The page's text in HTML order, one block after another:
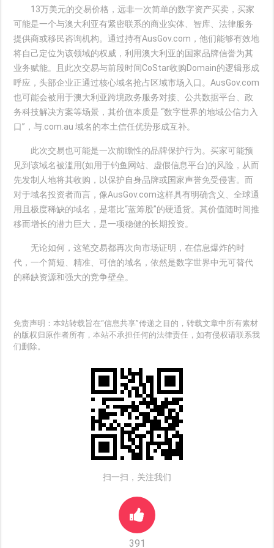
13万美元的交易价格，远非一次简单的数字资产买卖，买家
可能是一个与澳大利亚有紧密联系的商业实体、智库、法律服务
提供商或移民咨询机构。通过持有AusGov.com，他们能够有效地
将自己定位为该领域的权威，利用澳大利亚的国家品牌信誉为其
业务赋能。且此次交易与前段时间CoStar收购Domain的逻辑形成
呼应，头部企业正通过核心域名抢占区域市场入口。AusGov.com
也可能会被用于澳大利亚跨境政务服务对接、公共数据平台、政
务科技解决方案等场景，其价值本质是 “数字世界的地域公信力入
口”，与.com.au 域名的本土信任优势形成互补。
此次交易也可能是一次前瞻性的品牌保护行为。买家可能预
见到该域名被滥用(如用于钓鱼网站、虚假信息平台)的风险，从而
先发制人地将其收购，以保护自身品牌或国家声誉免受侵害。而
对于域名投资者而言，像AusGov.com这样具有明确含义、全球通
用且极度稀缺的域名，是堪比“蓝筹股”的硬通货。其价值随时间推
移而增长的潜力巨大，是一项稳健的长期投资。
无论如何，这笔交易都再次向市场证明，在信息爆炸的时
代，一个简短、精准、可信的域名，依然是数字世界中无可替代
的稀缺资源和强大的竞争壁垒。
免责声明：本站转载旨在“信息共享”传递之目的，转载文章中所有素材
的版权归原作者所有，本站不承担任何的法律责任，如有侵权请联系我
们删除。
扫一扫，关注我们
391